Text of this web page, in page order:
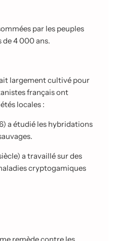
par les peuples
de 4 000 ans.
largement cultivé pour
français ont
locales :
a étudié les hybridations
a travaillé sur des
cryptogamiques